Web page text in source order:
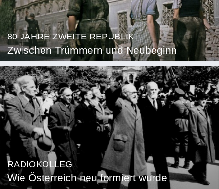
80 JAHRE ZWEITE REPUBLIK
Zwischen Trümmern und Neubeginn
RADIOKOLLEG
Wie Österreich neu formiert wurde